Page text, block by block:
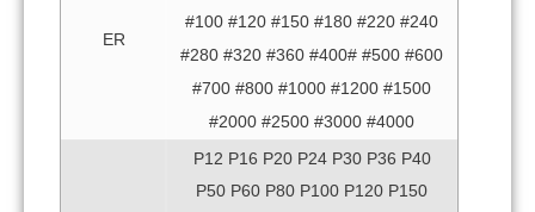
ER
#100 #120 #150 #180 #220 #240
#280 #320 #360 #400# #500 #600
#700 #800 #1000 #1200 #1500
#2000 #2500 #3000 #4000
P12 P16 P20 P24 P30 P36 P40
P50 P60 P80 P100 P120 P150